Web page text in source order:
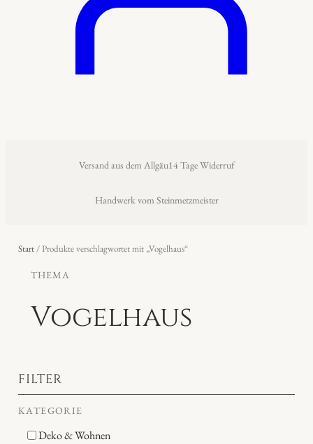
Versand aus dem Allgäu14 Tage Widerruf
Handwerk vom Steinmetzmeister
Start/ Produkte verschlagwortet mit „Vogelhaus“
THEMA
Vogelhaus
FILTER
KATEGORIE
Deko & Wohnen